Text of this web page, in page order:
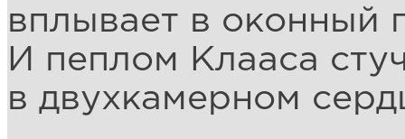
вплывает в оконный
И пеплом Клааса
в двухкамерном